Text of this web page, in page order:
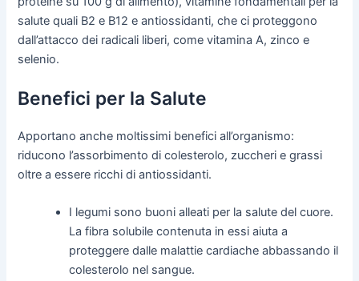
salute quali B2 e B12 e antiossidanti, che ci proteggono
dall’attacco dei radicali liberi, come vitamina A, zinco e
selenio.
Benefici per la Salute
Apportano anche moltissimi benefici all’organismo:
riducono l’assorbimento di colesterolo, zuccheri e grassi
oltre a essere ricchi di antiossidanti.
I legumi sono buoni alleati per la salute del cuore.
La fibra solubile contenuta in essi aiuta a
proteggere dalle malattie cardiache abbassando il
colesterolo nel sangue.